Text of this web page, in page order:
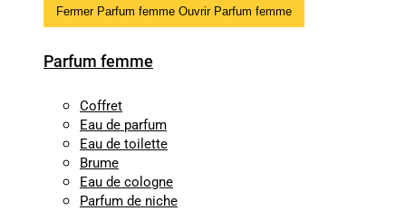
Fermer Parfum femme Ouvrir Parfum femme
Parfum femme
Coffret
Eau de parfum
Eau de toilette
Brume
Eau de cologne
Parfum de niche